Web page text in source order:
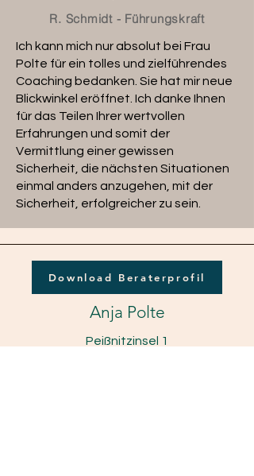
R. Schmidt - Führungskraft
Ich kann mich nur absolut bei Frau
Polte für ein tolles und zielführendes
Coaching bedanken. Sie hat mir neue
Blickwinkel eröffnet. Ich danke Ihnen
für das Teilen Ihrer wertvollen
Erfahrungen und somit der
Vermittlung einer gewissen
Sicherheit, die nächsten Situationen
einmal anders anzugehen, mit der
Sicherheit, erfolgreicher zu sein.
Download Beraterprofil
Anja Polte
Peißnitzinsel 1